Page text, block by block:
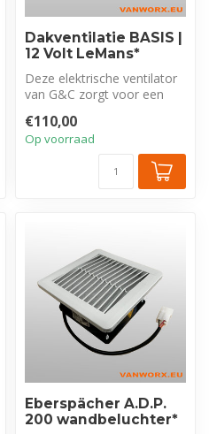
Dakventilatie BASIS |
12 Volt LeMans*
Deze elektrische ventilator
van G&C zorgt voor een
lu...
€110,00
Op voorraad
Eberspächer A.D.P.
200 wandbeluchter*